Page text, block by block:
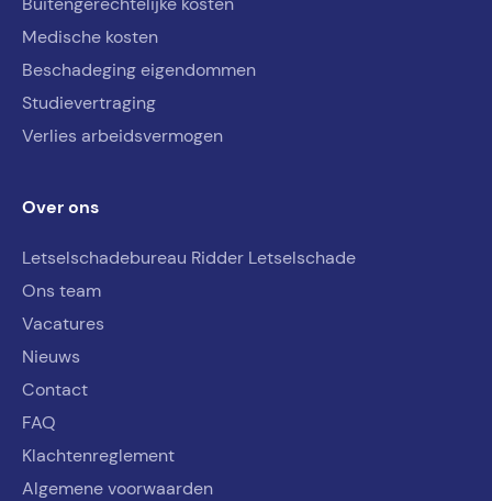
Medische kosten
Beschadeging eigendommen
Studievertraging
Verlies arbeidsvermogen
Over ons
Letselschadebureau Ridder Letselschade
Ons team
Vacatures
Nieuws
Contact
FAQ
Klachtenreglement
Algemene voorwaarden